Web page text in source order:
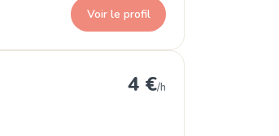
Voir le profil
4 €/h